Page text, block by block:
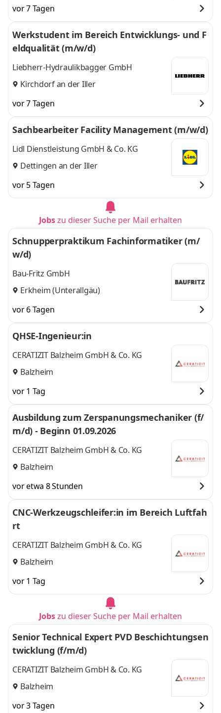
vor 7 Tagen
Werkstudent im Bereich Entwicklungs- und F
eldqualität (m/w/d)
Liebherr-Hydraulikbagger GmbH
Kirchdorf an der Iller
vor 7 Tagen
Sachbearbeiter Facility Management (m/w/d)
Lidl Dienstleistung GmbH & Co. KG
Dettingen an der Iller
vor 5 Tagen
Jobszu dieser Suche per Mail erhalten
Schnupperpraktikum Fachinformatiker (m/
w/d)
Bau-Fritz GmbH
Erkheim (Unterallgäu)
vor 6 Tagen
QHSE-Ingenieur:in
CERATIZIT Balzheim GmbH & Co. KG
Balzheim
vor 1 Tag
Ausbildung zum Zerspanungsmechaniker (f/
m/d) - Beginn 01.09.2026
CERATIZIT Balzheim GmbH & Co. KG
Balzheim
vor etwa 8 Stunden
CNC-Werkzeugschleifer:in im Bereich Luftfah
rt
CERATIZIT Balzheim GmbH & Co. KG
Balzheim
vor 1 Tag
Jobszu dieser Suche per Mail erhalten
Senior Technical Expert PVD Beschichtungsen
twicklung (f/m/d)
CERATIZIT Balzheim GmbH & Co. KG
Balzheim
vor 3 Tagen